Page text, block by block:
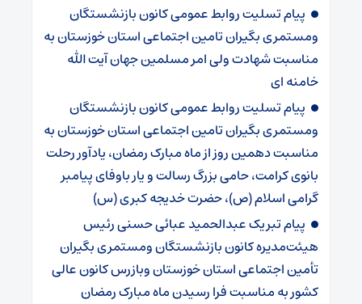
پیام تسلیت روابط عمومی کانون بازنشستگان
ومستمری بگیران تامین اجتماعی استان خوزستان به
مناسبت شهادت ولی امر مسلمین جهان آیت الله
خامنه ای
پیام تسلیت روابط عمومی کانون بازنشستگان
ومستمری بگیران تامین اجتماعی استان خوزستان به
مناسبت دهمین روز از ماه مبارک رمضان، یادآور رحلت
بانوی کرامت، حامی بزرگ رسالت و یار باوفای پیامبر
گرامی اسلام (ص)، حضرت خدیجه کبری (س)
پیام تبریک عبدالحمید عبائی حسنی رئیس
هیئت‌مدیره کانون بازنشستگان ومستمری بگیران
تأمین اجتماعی استان خوزستان وبازرس کانون عالی
کشور به مناسبت فرا رسیدن ماه مبارک رمضان